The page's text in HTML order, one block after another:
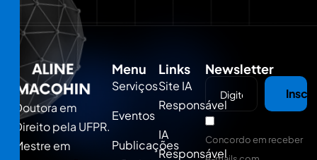
Doutora em
Direito pela UFPR.
Mestre em
Menu
Serviços
Eventos
Publicações
Links
Site IA
Responsável
IA
Responsável
Newsletter
Concordo em receber